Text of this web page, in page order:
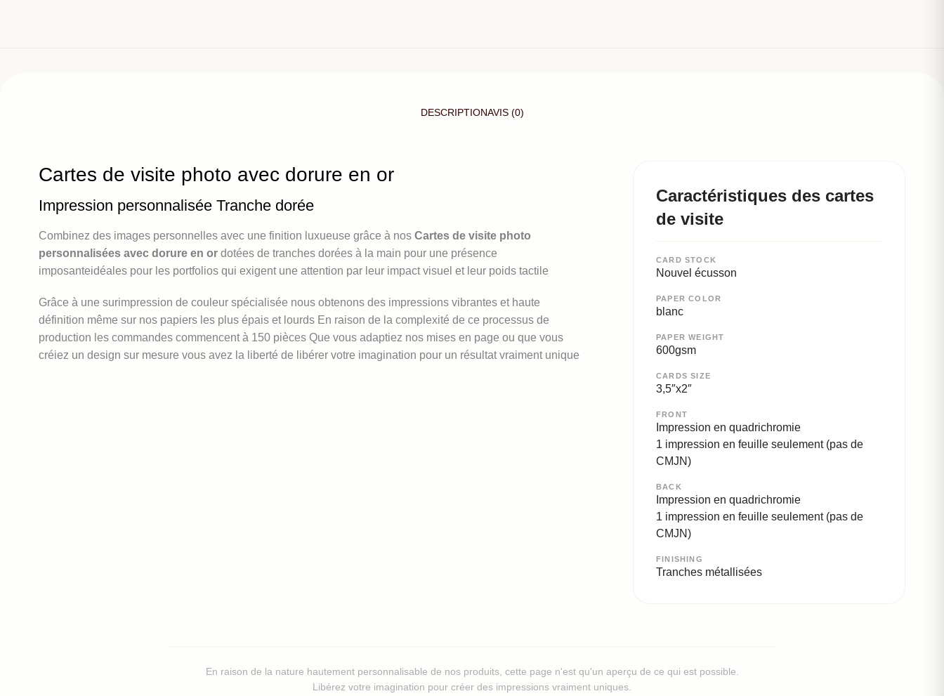
DESCRIPTIONAVIS (0)
Cartes de visite photo avec dorure en or
Impression personnalisée Tranche dorée
Combinez des images personnelles avec une finition luxueuse grâce à nos Cartes de visite photo
personnalisées avec dorure en or dotées de tranches dorées à la main pour une présence
imposanteidéales pour les portfolios qui exigent une attention par leur impact visuel et leur poids tactile
Grâce à une surimpression de couleur spécialisée nous obtenons des impressions vibrantes et haute
définition même sur nos papiers les plus épais et lourds En raison de la complexité de ce processus de
production les commandes commencent à 150 pièces Que vous adaptiez nos mises en page ou que vous
créiez un design sur mesure vous avez la liberté de libérer votre imagination pour un résultat vraiment unique
Caractéristiques des cartes
de visite
CARD STOCK
Nouvel écusson
PAPER COLOR
blanc
PAPER WEIGHT
600gsm
CARDS SIZE
3,5″x2″
FRONT
Impression en quadrichromie
1 impression en feuille seulement (pas de
CMJN)
BACK
Impression en quadrichromie
1 impression en feuille seulement (pas de
CMJN)
FINISHING
Tranches métallisées
En raison de la nature hautement personnalisable de nos produits, cette page n'est qu'un aperçu de ce qui est possible.
Libérez votre imagination pour créer des impressions vraiment uniques.